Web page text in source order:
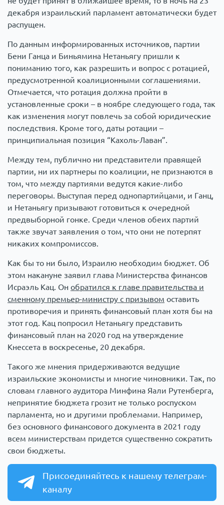
декабря израильский парламент автоматически будет
распущен.
По данным информированных источников, партии
Бени Ганца и Биньямина Нетаньягу пришли к
пониманию того, как разрешить и вопрос с ротацией,
предусмотренной коалиционными соглашениями.
Отмечается, что ротация должна пройти в
установленные сроки – в ноябре следующего года, так
как изменения могут повлечь за собой юридические
последствия. Кроме того, даты ротации –
принципиальная позиция “Кахоль-Лаван”.
Между тем, публично ни представители правящей
партии, ни их партнеры по коалиции, не признаются в
том, что между партиями ведутся какие-либо
переговоры. Выступая перед однопартийцами, и Ганц,
и Нетаньягу призывают готовиться к очередной
предвыборной гонке. Среди членов обеих партий
также звучат заявления о том, что они не потерпят
никаких компромиссов.
Как бы то ни было, Израилю необходим бюджет. Об
этом накануне заявил глава Министерства финансов
Исраэль Кац. Он обратился к главе правительства и
сменному премьер-министру с призывом оставить
противоречия и принять финансовый план хотя бы на
этот год. Кац попросил Нетаньягу представить
финансовый план на 2020 год на утверждение
Кнессета в воскресенье, 20 декабря.
Такого же мнения придерживаются ведущие
израильские экономисты и многие чиновники. Так, по
словам главного аудитора Минфина Яали Рутенберга,
непринятие бюджета грозит не только роспуском
парламента, но и другими проблемами. Например,
без основного финансового документа в 2021 году
всем министерствам придется существенно сократить
свои бюджеты.
Присоединяйтесь к нашему телеграм-
каналу